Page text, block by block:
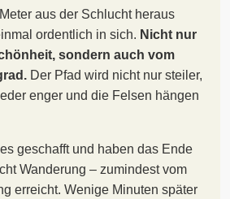
aus der Schlucht heraus
ordentlich in sich. Nicht nur
sondern auch vom
Der Pfad wird nicht nur steiler,
enger und die Felsen hängen
geschafft und haben das Ende
Wanderung – zumindest vom
erreicht. Wenige Minuten später